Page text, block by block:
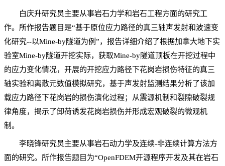
白庆升研究员主要从事岩石力学和岩石工程方面的研究工
作。所作报告题目是“基于原位应力路径的真三轴声发射和波速变
化研究--以Mine-by隧道为例”，报告详细介绍了根据加拿大地下实
验室Mine-by隧道开挖实际，获取Mine-by隧道顶板在开挖过程中
的应力变化情况，开展的开挖应力路径下花岗岩损伤特征的真三
轴实验和离散元数值模拟研究，基于声发射监测结果分析了该加
载应力路径下花岗岩的损伤演化过程；从震源机制和裂隙破裂规
律角度，揭示了卸荷诱发花岗岩损伤并形成宏观破裂的微观机
制。
李晓锋研究员主要从事岩石动力学及连续-非连续计算方法方
面的研究。所作报告题目为“OpenFDEM开源程序开发及其在岩石